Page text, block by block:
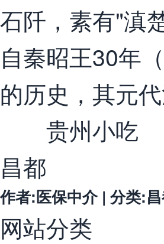
石阡，素有"滇
自秦昭王30年
的历史，其元
贵州小吃
昌都
作者:医保中介 | 分类:
网站分类